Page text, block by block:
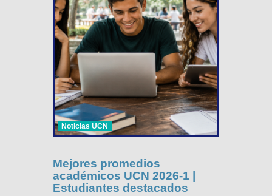
Noticias UCN
Mejores promedios
académicos UCN 2026-1 |
Estudiantes destacados